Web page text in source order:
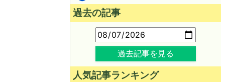
過去の記事
過去記事を見る
人気記事ランキング